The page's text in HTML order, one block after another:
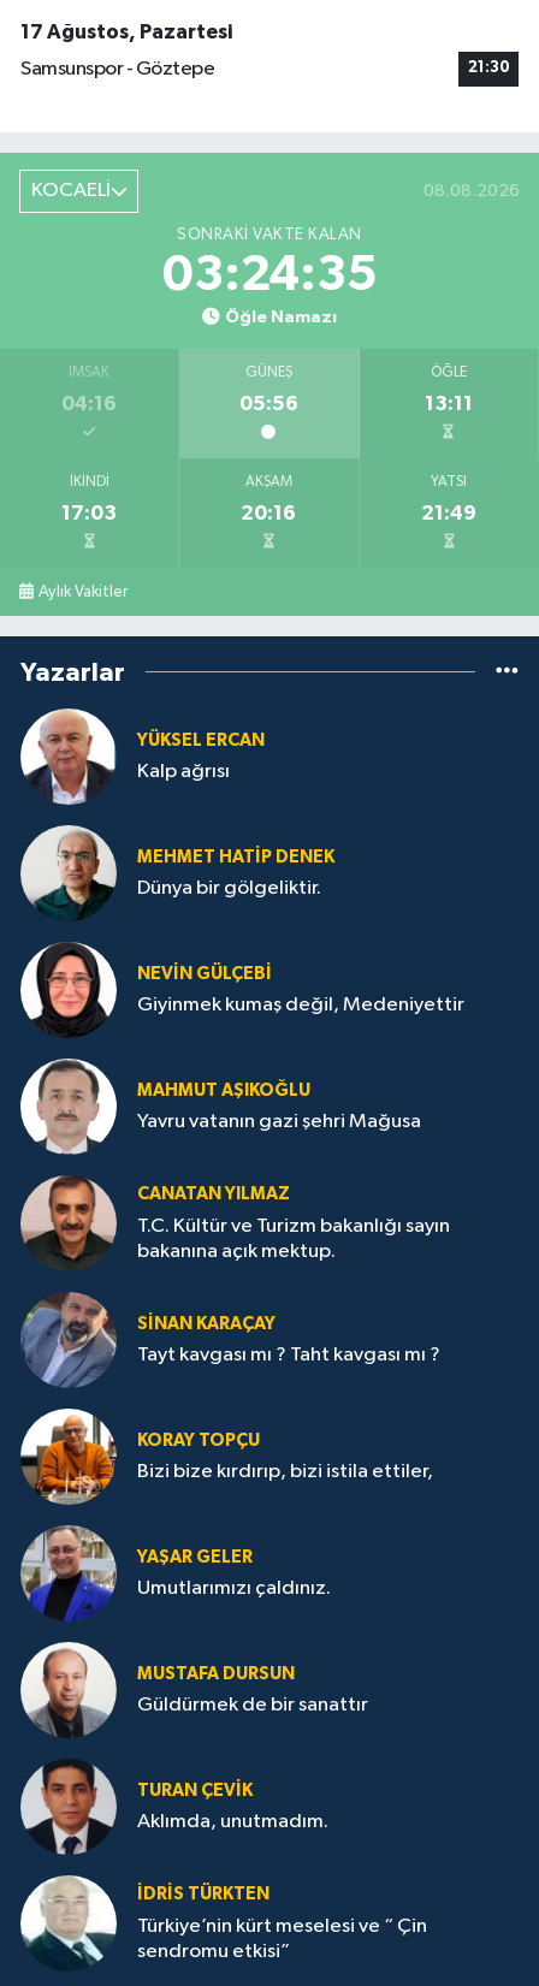
17 Ağustos, Pazartesi
Samsunspor - Göztepe
21:30
KOCAELİ 08.08.2026
SONRAKI VAKTE KALAN
03:24:35
Öğle Namazı
İMSAK
04:16
GÜNEŞ
05:56
ÖĞLE
13:11
İKINDI
17:03
AKŞAM
20:16
YATSI
21:49
Aylık Vakitler
Yazarlar
YÜKSEL ERCAN
Kalp ağrısı
MEHMET HATİP DENEK
Dünya bir gölgeliktir.
NEVİN GÜLÇEBİ
Giyinmek kumaş değil, Medeniyettir
MAHMUT AŞIKOĞLU
Yavru vatanın gazi şehri Mağusa
CANATAN YILMAZ
T.C. Kültür ve Turizm bakanlığı sayın
bakanına açık mektup.
SİNAN KARAÇAY
Tayt kavgası mı ? Taht kavgası mı ?
KORAY TOPÇU
Bizi bize kırdırıp, bizi istila ettiler,
YAŞAR GELER
Umutlarımızı çaldınız.
MUSTAFA DURSUN
Güldürmek de bir sanattır
TURAN ÇEVİK
Aklımda, unutmadım.
İDRİS TÜRKTEN
Türkiye’nin kürt meselesi ve “ Çin
sendromu etkisi”